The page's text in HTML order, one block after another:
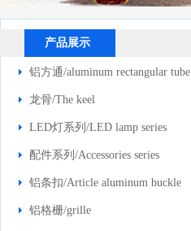
产品展示
铝方通/aluminum rectangular tube
龙骨/The keel
LED灯系列/LED lamp series
配件系列/Accessories series
铝条扣/Article aluminum buckle
铝格栅/grille